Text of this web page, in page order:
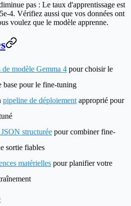
pas : Le taux d'apprentissage est
4. Vérifiez aussi que vos données ont
voulez que le modèle apprenne.
de modèle Gemma 4 pour choisir le
base pour le fine-tuning
pipeline de déploiement approprié pour
structurée pour combiner fine-
sortie fiables
matérielles pour planifier votre